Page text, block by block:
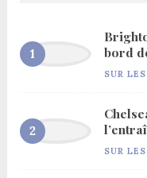
bord
SUR
SUR